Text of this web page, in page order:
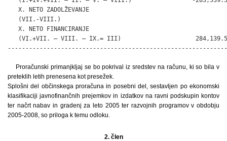
   X. NETO ZADOLŽEVANJE
(VII.-VIII.)
   X. NETO FINANCIRANJE
(VI.+VII. – VIII. – IX.= III)
Proračunski primanjkljaj se bo pokrival iz sredstev na računu, ki so bila v
preteklih letih prenesena kot presežek.
Splošni del občinskega proračuna in posebni del, sestavljen po ekonomski
klasifikaciji javnofinančnih prejemkov in izdatkov na ravni podskupin kontov
ter načrt nabav in gradenj za leto 2005 ter razvojnih programov v obdobju
2005-2008, so priloga k temu odloku.
2. člen